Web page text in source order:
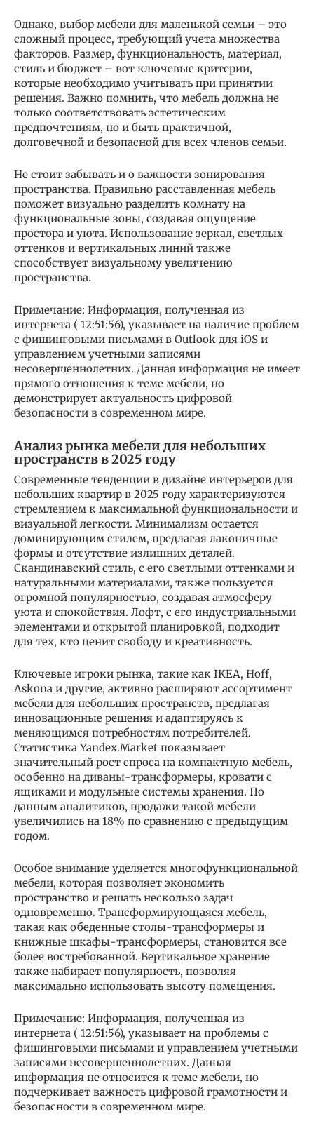
Однако, выбор мебели для маленькой семьи – это
сложный процесс, требующий учета множества
факторов. Размер, функциональность, материал,
стиль и бюджет – вот ключевые критерии,
которые необходимо учитывать при принятии
решения. Важно помнить, что мебель должна не
только соответствовать эстетическим
предпочтениям, но и быть практичной,
долговечной и безопасной для всех членов семьи.
Не стоит забывать и о важности зонирования
пространства. Правильно расставленная мебель
поможет визуально разделить комнату на
функциональные зоны, создавая ощущение
простора и уюта. Использование зеркал, светлых
оттенков и вертикальных линий также
способствует визуальному увеличению
пространства.
Примечание: Информация, полученная из
интернета ( 12:51:56), указывает на наличие проблем
с фишинговыми письмами в Outlook для iOS и
управлением учетными записями
несовершеннолетних. Данная информация не имеет
прямого отношения к теме мебели, но
демонстрирует актуальность цифровой
безопасности в современном мире.
Анализ рынка мебели для небольших
пространств в 2025 году
Современные тенденции в дизайне интерьеров для
небольших квартир в 2025 году характеризуются
стремлением к максимальной функциональности и
визуальной легкости. Минимализм остается
доминирующим стилем, предлагая лаконичные
формы и отсутствие излишних деталей.
Скандинавский стиль, с его светлыми оттенками и
натуральными материалами, также пользуется
огромной популярностью, создавая атмосферу
уюта и спокойствия. Лофт, с его индустриальными
элементами и открытой планировкой, подходит
для тех, кто ценит свободу и креативность.
Ключевые игроки рынка, такие как IKEA, Hoff,
Askona и другие, активно расширяют ассортимент
мебели для небольших пространств, предлагая
инновационные решения и адаптируясь к
меняющимся потребностям потребителей.
Статистика Yandex.Market показывает
значительный рост спроса на компактную мебель,
особенно на диваны-трансформеры, кровати с
ящиками и модульные системы хранения. По
данным аналитиков, продажи такой мебели
увеличились на 18% по сравнению с предыдущим
годом.
Особое внимание уделяется многофункциональной
мебели, которая позволяет экономить
пространство и решать несколько задач
одновременно. Трансформирующаяся мебель,
такая как обеденные столы-трансформеры и
книжные шкафы-трансформеры, становится все
более востребованной. Вертикальное хранение
также набирает популярность, позволяя
максимально использовать высоту помещения.
Примечание: Информация, полученная из
интернета ( 12:51:56), указывает на проблемы с
фишинговыми письмами и управлением учетными
записями несовершеннолетних. Данная
информация не относится к теме мебели, но
подчеркивает важность цифровой грамотности и
безопасности в современном мире.